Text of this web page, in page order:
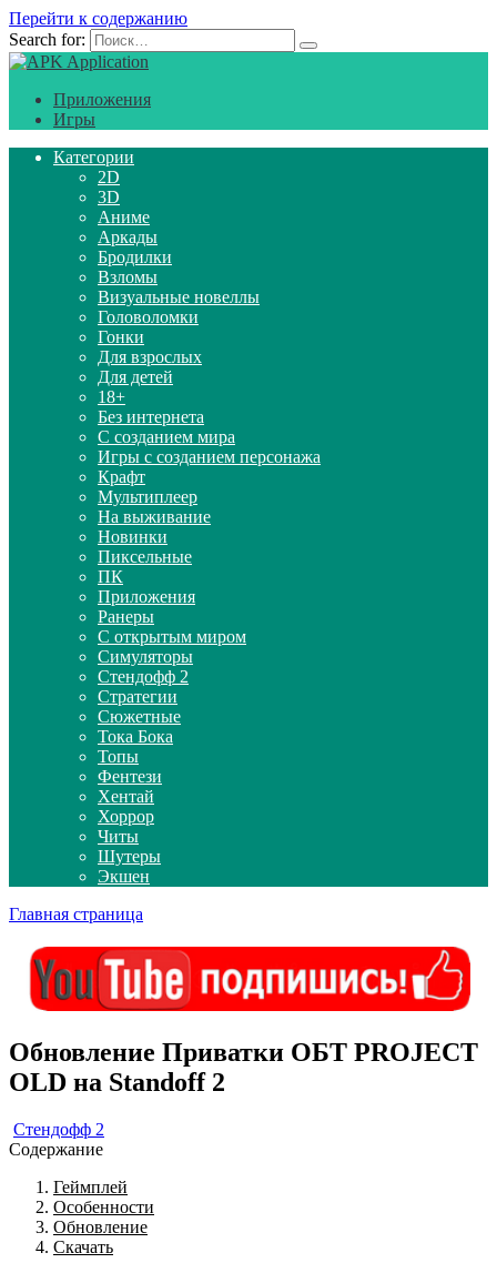
Перейти к содержанию
Search for:
Приложения
Игры
Категории
2D
3D
Аниме
Аркады
Бродилки
Взломы
Визуальные новеллы
Головоломки
Гонки
Для взрослых
Для детей
18+
Без интернета
С созданием мира
Игры с созданием персонажа
Крафт
Мультиплеер
На выживание
Новинки
Пиксельные
ПК
Приложения
Ранеры
С открытым миром
Симуляторы
Стендофф 2
Стратегии
Сюжетные
Тока Бока
Топы
Фентези
Хентай
Хоррор
Читы
Шутеры
Экшен
Главная страница
Обновление Приватки ОБТ PROJECT
OLD на Standoff 2
Стендофф 2
Содержание
Геймплей
Особенности
Обновление
Скачать